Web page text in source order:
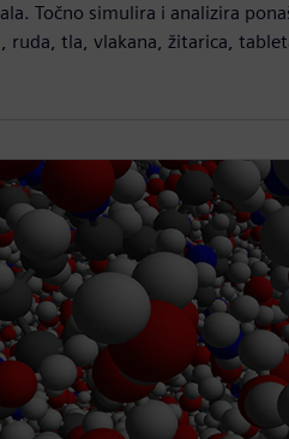
Točno simulira i analizira
ruda, tla, vlakana, žitarica,